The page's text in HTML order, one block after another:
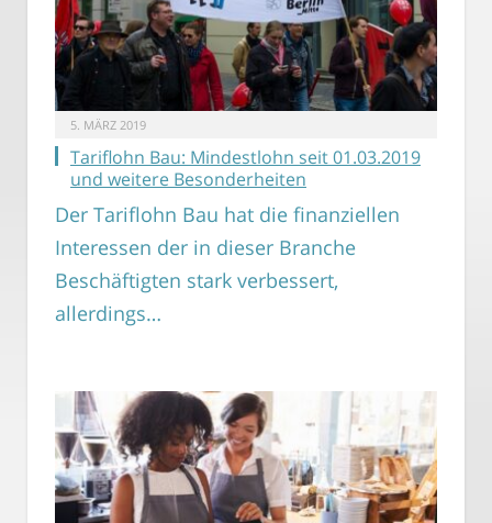
5. MÄRZ 2019
Tariflohn Bau: Mindestlohn seit 01.03.2019
und weitere Besonderheiten
Der Tariflohn Bau hat die finanziellen
Interessen der in dieser Branche
Beschäftigten stark verbessert,
allerdings…